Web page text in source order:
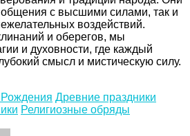
общения с высшими силами, так и
воздействий.
и оберегов, мы
и духовности, где каждый
смысл и мистическую силу.
Древние праздники
Религиозные обряды